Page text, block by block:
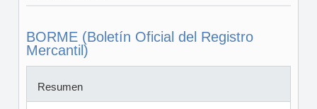
BORME (Boletín Oficial del Registro
Mercantil)
Resumen